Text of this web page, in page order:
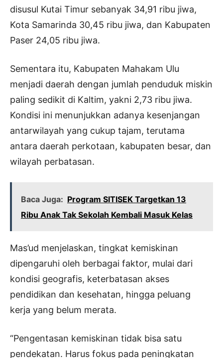
disusul Kutai Timur sebanyak 34,91 ribu jiwa,
Kota Samarinda 30,45 ribu jiwa, dan Kabupaten
Paser 24,05 ribu jiwa.
Sementara itu, Kabupaten Mahakam Ulu
menjadi daerah dengan jumlah penduduk miskin
paling sedikit di Kaltim, yakni 2,73 ribu jiwa.
Kondisi ini menunjukkan adanya kesenjangan
antarwilayah yang cukup tajam, terutama
antara daerah perkotaan, kabupaten besar, dan
wilayah perbatasan.
Baca Juga: Program SITISEK Targetkan 13
Ribu Anak Tak Sekolah Kembali Masuk Kelas
Mas’ud menjelaskan, tingkat kemiskinan
dipengaruhi oleh berbagai faktor, mulai dari
kondisi geografis, keterbatasan akses
pendidikan dan kesehatan, hingga peluang
kerja yang belum merata.
“Pengentasan kemiskinan tidak bisa satu
pendekatan. Harus fokus pada peningkatan